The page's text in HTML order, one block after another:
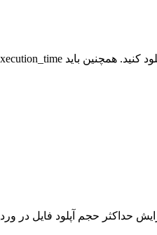
حداکثر حجم آپلود فایل در